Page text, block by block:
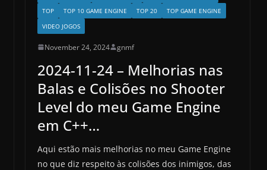
TOP
TOP 10 GAME ENGINE TOP 20
TOP GAME ENGINE
VIDEO JOGOS
November 24, 2024 gnmf
2024-11-24 – Melhorias nas
Balas e Colisões no Shooter
Level do meu Game Engine
em C++…
Aqui estão mais melhorias no meu Game Engine
no que diz respeito às colisões dos inimigos, das